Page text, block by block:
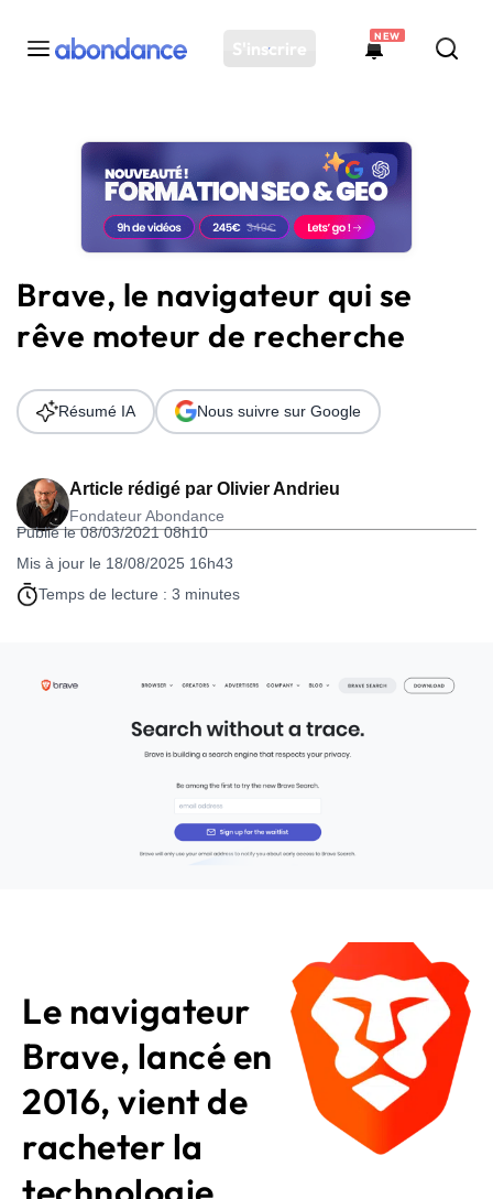
S'inscrire
NEW
Toutes les actus
Actus SEO
Plateforme
Solutions
Ressources
Audit SEO
Brave, le navigateur qui se
rêve moteur de recherche
Article rédigé par Olivier Andrieu
Fondateur Abondance
Publié le 08/03/2021 08h10
Mis à jour le 18/08/2025 16h43
Temps de lecture : 3 minutes
Résumé IA Nous suivre sur Google
Le navigateur
Brave, lancé en
2016, vient de
racheter la